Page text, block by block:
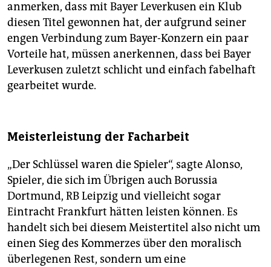
anmerken, dass mit Bayer Leverkusen ein Klub
diesen Titel gewonnen hat, der aufgrund seiner
engen Verbindung zum Bayer-Konzern ein paar
Vorteile hat, müssen anerkennen, dass bei Bayer
Leverkusen zuletzt schlicht und einfach fabelhaft
gearbeitet wurde.
Meisterleistung der Facharbeit
„Der Schlüssel waren die Spieler“, sagte Alonso,
Spieler, die sich im Übrigen auch Borussia
Dortmund, RB Leipzig und vielleicht sogar
Eintracht Frankfurt hätten leisten können. Es
handelt sich bei diesem Meistertitel also nicht um
einen Sieg des Kommerzes über den moralisch
überlegenen Rest, sondern um eine